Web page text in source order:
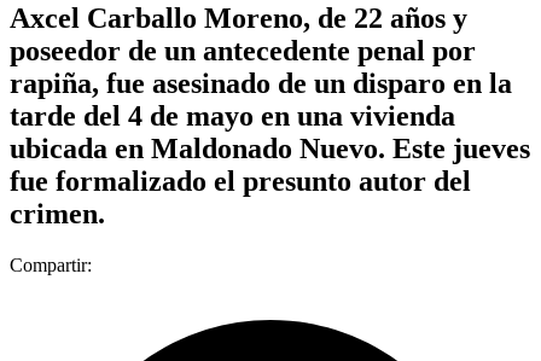
Axcel Carballo Moreno, de 22 años y
poseedor de un antecedente penal por
rapiña, fue asesinado de un disparo en la
tarde del 4 de mayo en una vivienda
ubicada en Maldonado Nuevo. Este jueves
fue formalizado el presunto autor del
crimen.
Compartir: